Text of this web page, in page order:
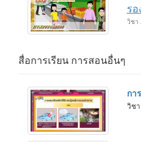
รอ
วิชา
สื่อการเรียน การสอนอื่นๆ
กา
วิช